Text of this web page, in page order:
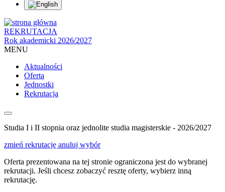
REKRUTACJA
Rok akademicki 2026/2027
MENU
Aktualności
Oferta
Jednostki
Rekrutacja
Studia I i II stopnia oraz jednolite studia magisterskie - 2026/2027
zmień rekrutację anuluj wybór
Oferta prezentowana na tej stronie ograniczona jest do wybranej
rekrutacji. Jeśli chcesz zobaczyć resztę oferty, wybierz inną
rekrutację.